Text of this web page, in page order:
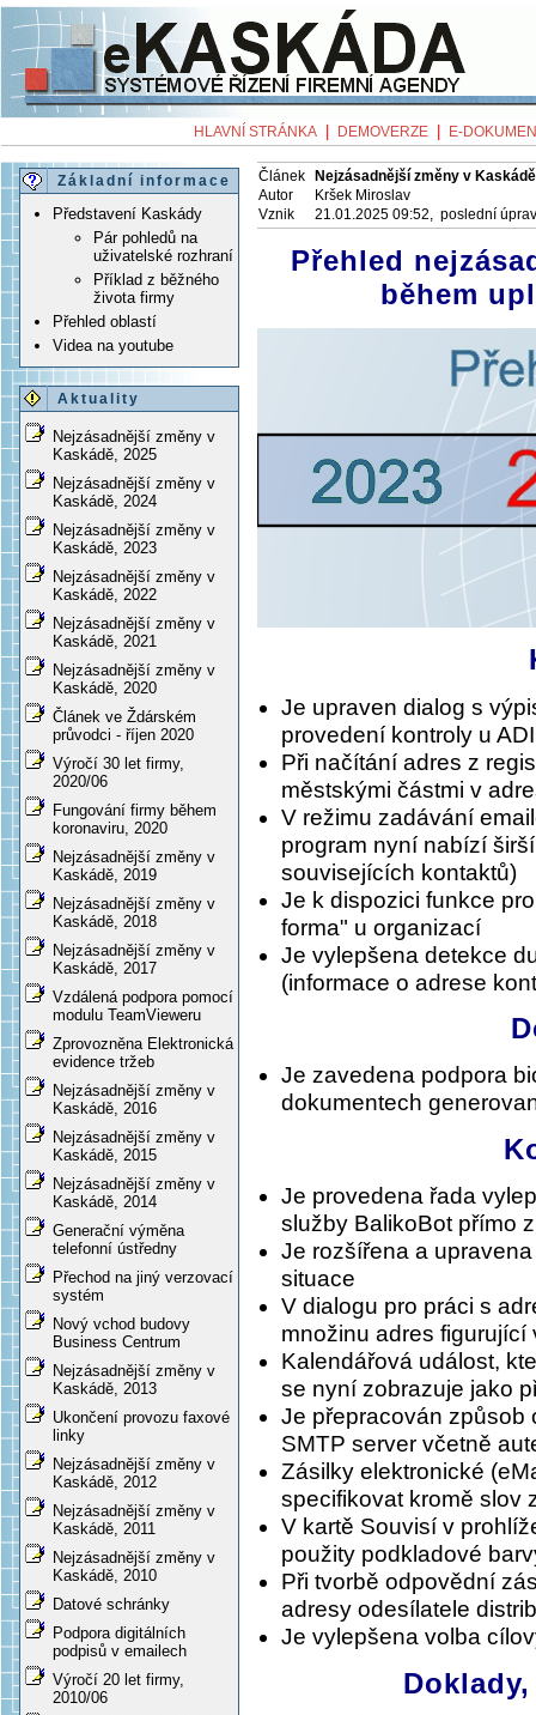
HLAVNÍ STRÁNKA DEMOVERZE E-
Základní informace
Představení Kaskády
Pár pohledů na
uživatelské rozhraní
Příklad z běžného
života firmy
Přehled oblastí
Videa na youtube
Aktuality
Nejzásadnější změny v
Kaskádě, 2025
Nejzásadnější změny v
Kaskádě, 2024
Nejzásadnější změny v
Kaskádě, 2023
Nejzásadnější změny v
Kaskádě, 2022
Nejzásadnější změny v
Kaskádě, 2021
Nejzásadnější změny v
Kaskádě, 2020
Článek ve Ždárském
průvodci - říjen 2020
Výročí 30 let firmy,
2020/06
Fungování firmy během
koronaviru, 2020
Nejzásadnější změny v
Kaskádě, 2019
Nejzásadnější změny v
Kaskádě, 2018
Nejzásadnější změny v
Kaskádě, 2017
Vzdálená podpora pomocí
modulu TeamVieweru
Zprovozněna Elektronická
evidence tržeb
Nejzásadnější změny v
Kaskádě, 2016
Nejzásadnější změny v
Kaskádě, 2015
Nejzásadnější změny v
Kaskádě, 2014
Generační výměna
telefonní ústředny
Přechod na jiný verzovací
systém
Nový vchod budovy
Business Centrum
Nejzásadnější změny v
Kaskádě, 2013
Ukončení provozu faxové
linky
Nejzásadnější změny v
Kaskádě, 2012
Nejzásadnější změny v
Kaskádě, 2011
Nejzásadnější změny v
Kaskádě, 2010
Datové schránky
Podpora digitálních
podpisů v emailech
Výročí 20 let firmy,
2010/06
Článek
Nejzásadnější změny v
Autor
Kršek Miroslav
Vznik
21.01.2025 09:52, poslední
Přehled
během
Je upraven dialog s
provedení kontroly u
Při načítání adres z
městskými částmi v
V režimu zadávání
program nyní nabízí
souvisejících kontaktů)
Je k dispozici funkce
forma" u organizací
Je vylepšena detekce
(informace o adrese
Je zavedena podpora
dokumentech
Je provedena řada
služby BalikoBot přímo
Je rozšířena a
situace
V dialogu pro práci s
množinu adres figurující
Kalendářová událost,
se nyní zobrazuje jako
Je přepracován způsob
SMTP server včetně
Zásilky elektronické
specifikovat kromě slov
V kartě Souvisí v
použity podkladové
Při tvorbě odpovědní
adresy odesílatele
Je vylepšena volba